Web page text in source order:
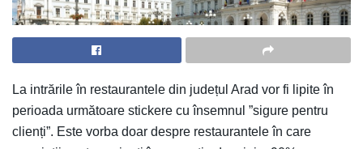
La intrările în restaurantele din județul Arad vor fi lipite în
perioada următoare stickere cu însemnul ”sigure pentru
clienți”. Este vorba doar despre restaurantele în care